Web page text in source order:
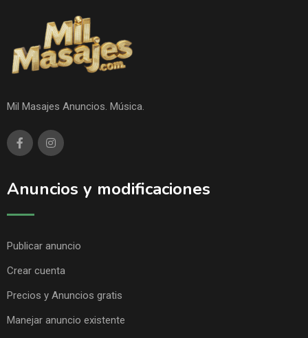
Mil Masajes Anuncios. Música.
Anuncios y modificaciones
Publicar anuncio
Crear cuenta
Precios y Anuncios gratis
Manejar anuncio existente